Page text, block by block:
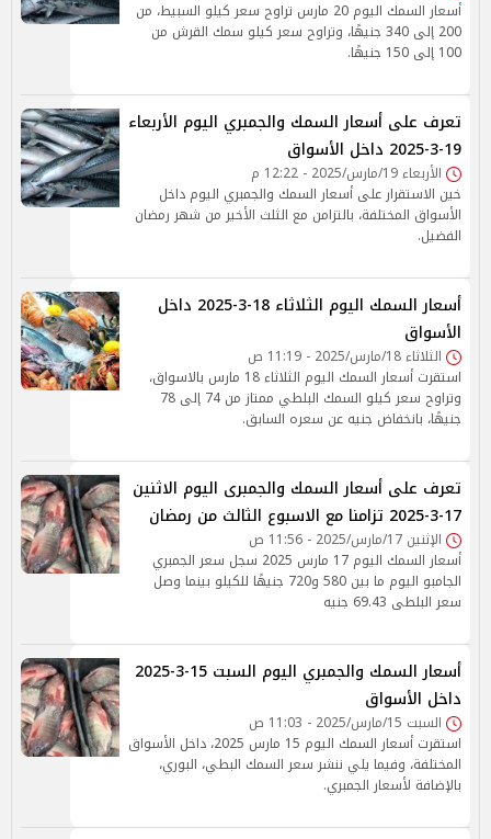
أسعار السمك اليوم 20 مارس تراوح سعر كيلو السبيط، من
200 إلى 340 جنيهًا، وتراوح سعر كيلو سمك القرش من
100 إلى 150 جنيهًا.
تعرف على أسعار السمك والجمبري اليوم الأربعاء
19-3-2025 داخل الأسواق
الأربعاء 19/مارس/2025 - 12:22 م
خين الاستقرار على أسعار السمك والجمبري اليوم داخل
الأسواق المختلفة، بالتزامن مع الثلث الأخير من شهر رمضان
الفضيل.
أسعار السمك اليوم الثلاثاء 18-3-2025 داخل
الأسواق
الثلاثاء 18/مارس/2025 - 11:19 ص
استقرت أسعار السمك اليوم الثلاثاء 18 مارس بالاسواق،
وتراوح سعر كيلو السمك البلطي ممتاز من 74 إلى 78
جنيهًا، بانخفاض جنيه عن سعره السابق.
تعرف على أسعار السمك والجمبرى اليوم الاثنين
17-3-2025 تزامنا مع الاسبوع الثالث من رمضان
الإثنين 17/مارس/2025 - 11:56 ص
أسعار السمك اليوم 17 مارس 2025 سجل سعر الجمبري
الجامبو اليوم ما بين 580 و720 جنيهًا للكيلو بينما وصل
سعر البلطى 69.43 جنيه
أسعار السمك والجمبري اليوم السبت 15-3-2025
داخل الأسواق
السبت 15/مارس/2025 - 11:03 ص
استقرت أسعار السمك اليوم 15 مارس 2025، داخل الأسواق
المختلفة، وفيما يلي ننشر سعر السمك البطي، البوري،
بالإضافة لأسعار الجمبري.